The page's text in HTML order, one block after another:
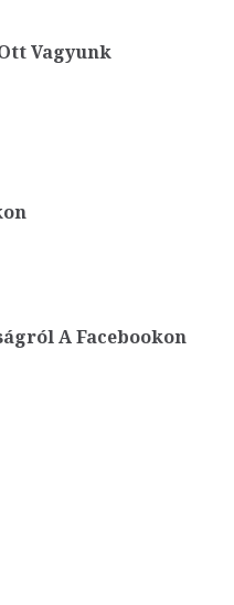
Vagyunk
A Facebookon